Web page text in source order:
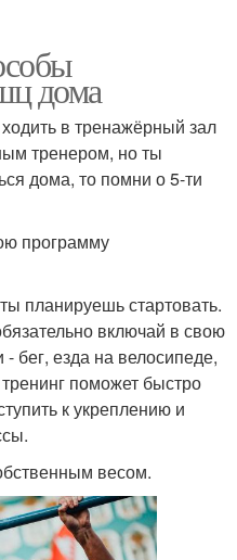
дома
в тренажёрный зал
тренером, но ты
дома, то помни о 5-ти
программу
планируешь стартовать.
включай в свою
бег, езда на велосипеде,
поможет быстро
к укреплению и
весом.